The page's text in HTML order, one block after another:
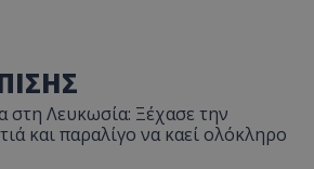
στη Λευκωσία: Ξέχασε την
και παραλίγο να καεί ολόκληρο